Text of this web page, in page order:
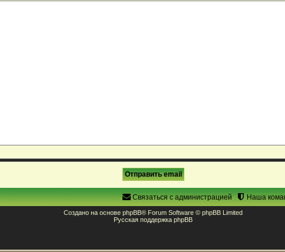
Наша
Связаться с администрацией
Создано на основе phpBB® Forum Software © phpBB Limited
Русская поддержка phpBB